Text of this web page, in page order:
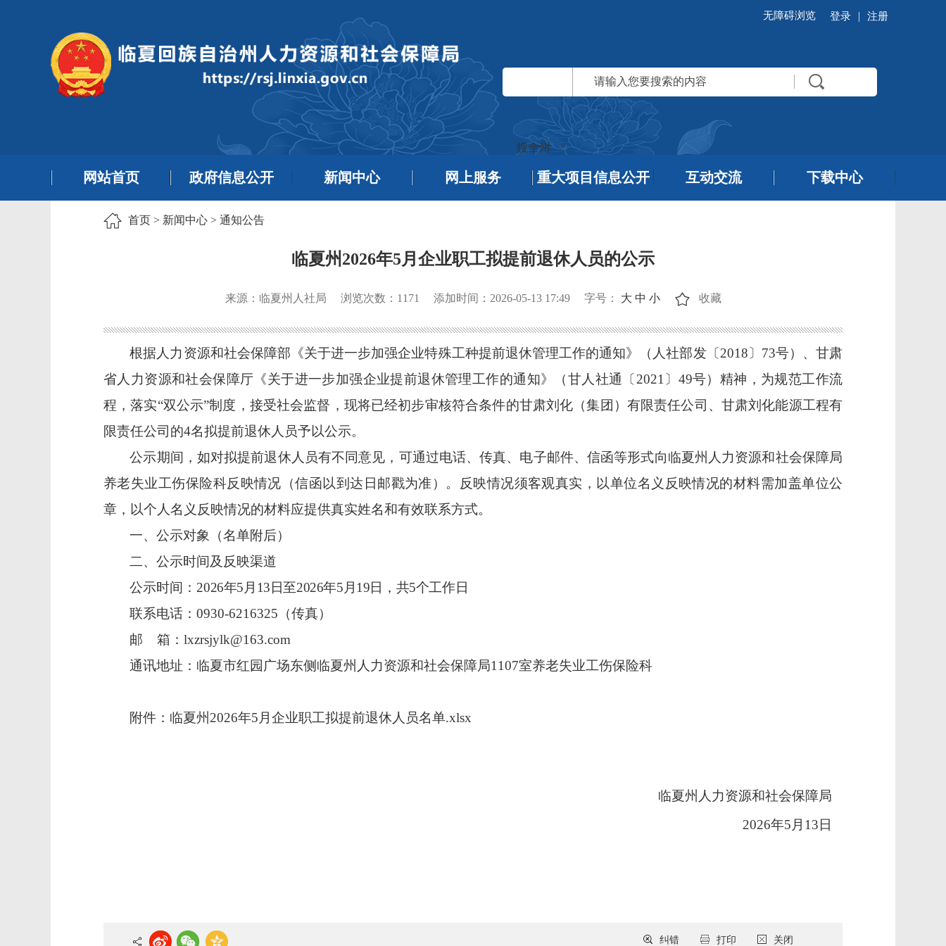
无障碍浏览 登录 | 注册
搜全州
网站首页 政府信息公开 新闻中心 网上服务 重大项目信息公开 互动交流 下载中心
首页 > 新闻中心 > 通知公告
临夏州2026年5月企业职工拟提前退休人员的公示
来源：临夏州人社局 浏览次数： 1171 添加时间：2026-05-13 17:49 字号： 大 中 小 收藏
根据人力资源和社会保障部《关于进一步加强企业特殊工种提前退休管理工作的通知》（人社部发〔 2018〕73号）、甘肃
省人力资源和社会保障厅《关于进一步加强企业提前退休管理工作的通知》（甘人社通〔2021〕49号）精神，为规范工作流
程，落实“双公示”制度，接受社会监督，现将已经初步审核符合条件的甘肃刘化（集团）有限责任公司、甘肃刘化能源工程有
限责任公司的4名拟提前退休人员予以公示。
公示期间，如对拟提前退休人员有不同意见，可通过电话、传真、电子邮件、信函等形式向临夏州 人力资源和社会保障局
养老失业工伤保险科反映情况（信函以到达日邮戳为准）。反映情况须客观真实，以单位名义反映情况的材料需加盖单位公
章，以个人名义反映情况的材料应提供真实姓名和有效联系方式。
一、公示对象（名单附后）
二、公示时间及反映渠道
公示时间： 2026年5月13日至2026年5月19日，共5个工作日
联系电话：0930-6216325 （传真）
邮
箱：lxzrsjylk@163.com
通讯地址：临夏市红园广场东侧临夏州人力资源和社会保障局1107室养老失业工伤保险科
附件： 临夏州2026年5月企业职工拟提前退休人员名单.xlsx
临夏州人力资源和社会保障局
2026年5月13日
关闭
打印
纠错